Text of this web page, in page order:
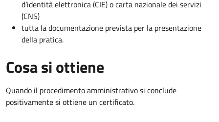
d’identità elettronica (CIE) o carta nazionale dei servizi
(CNS)
tutta la documentazione prevista per la presentazione
della pratica.
Cosa si ottiene
Quando il procedimento amministrativo si conclude
positivamente si ottiene un certificato.